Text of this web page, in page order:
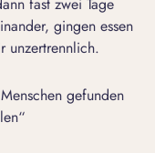
gingen essen
unzertrennlich.
gefunden